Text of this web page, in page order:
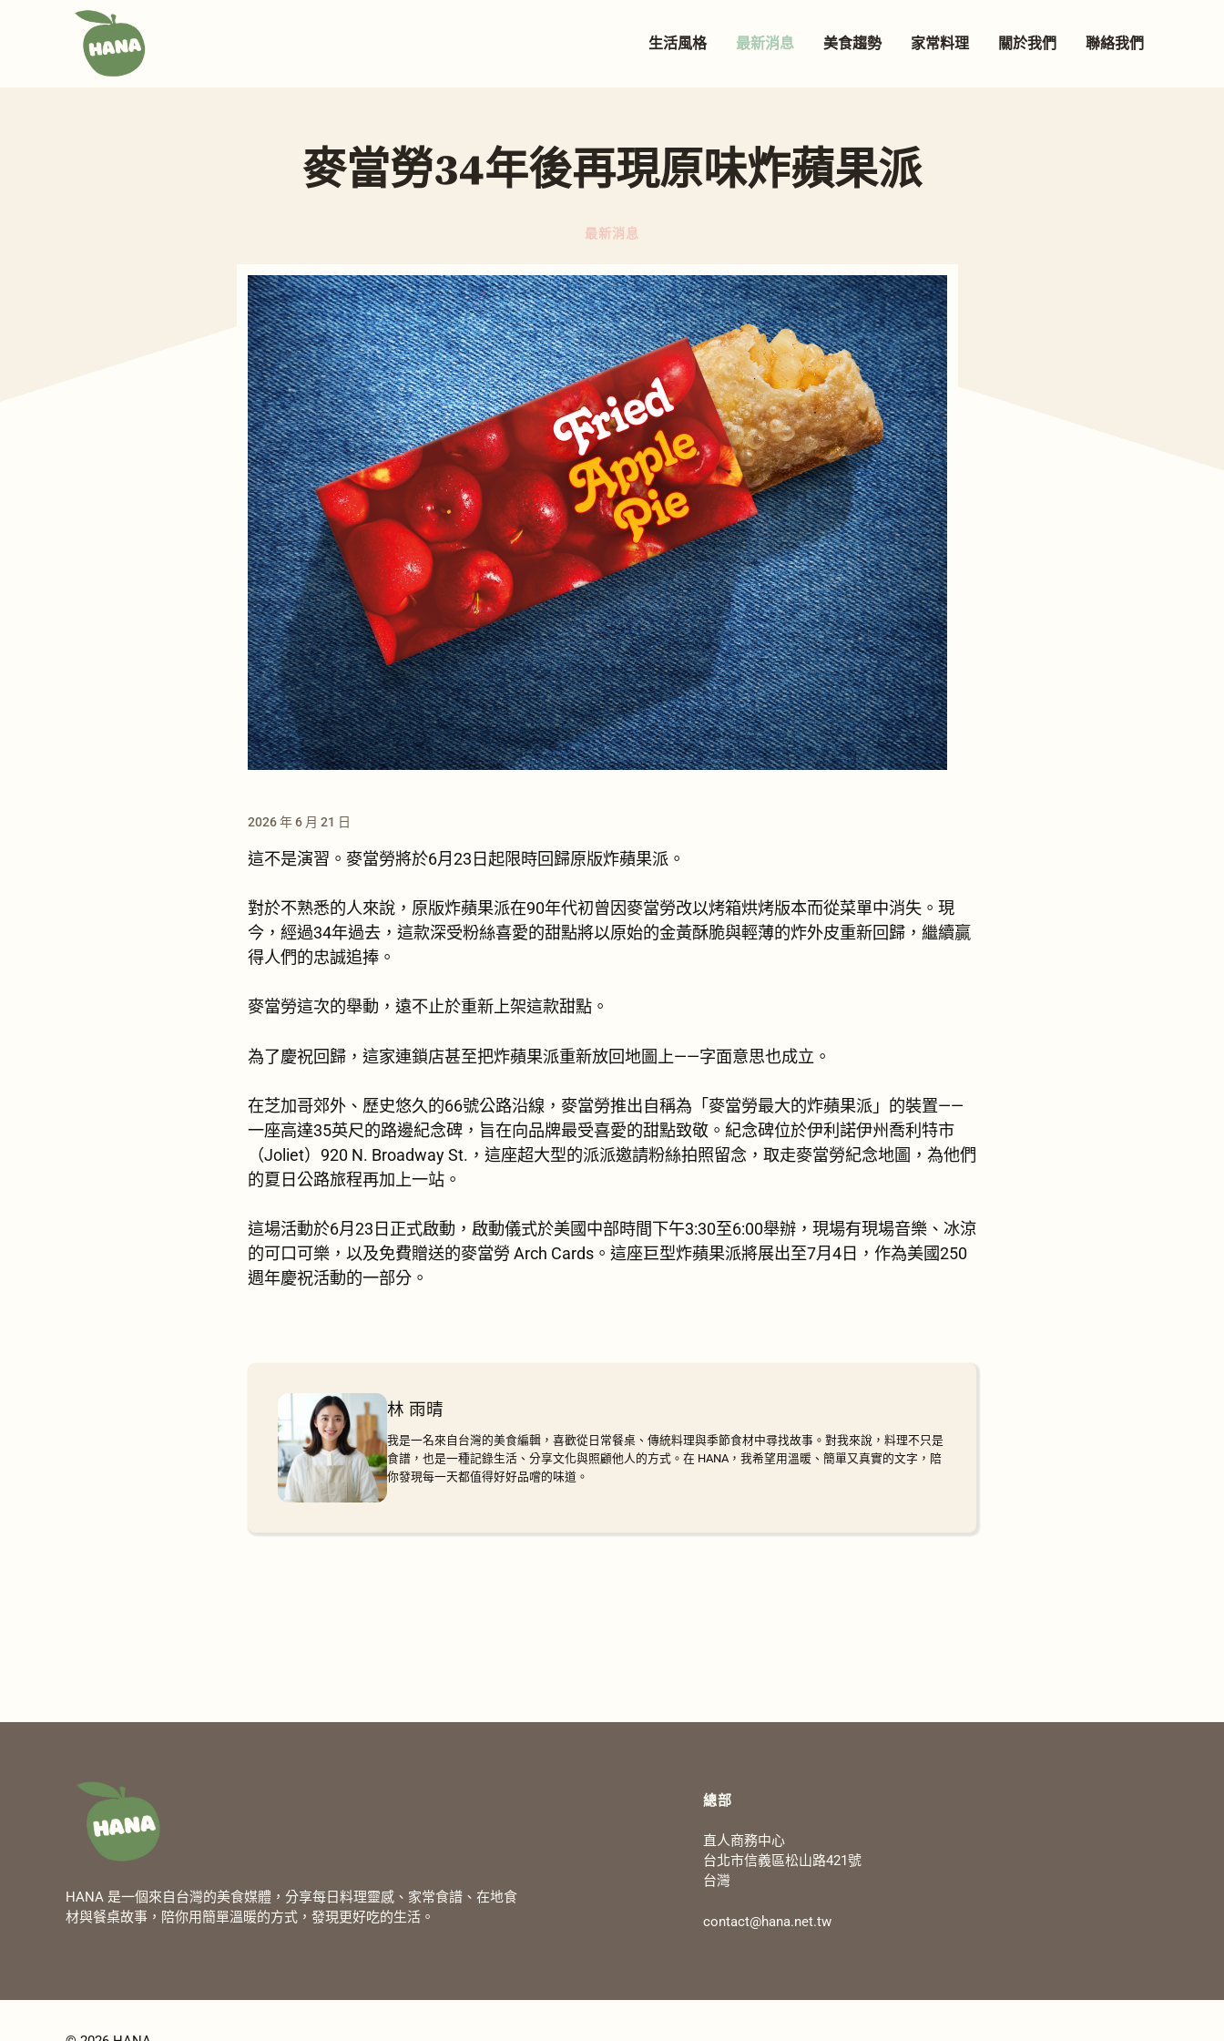
生活風格 最新消息 美食趨勢 家常料理 關於我們 聯絡我們
麥當勞34年後再現原味炸蘋果派
最新消息
2026 年 6 月 21 日
這不是演習。麥當勞將於6月23日起限時回歸原版炸蘋果派。
對於不熟悉的人來說，原版炸蘋果派在90年代初曾因麥當勞改以烤箱烘烤版本而從菜單中消失。現
今，經過34年過去，這款深受粉絲喜愛的甜點將以原始的金黃酥脆與輕薄的炸外皮重新回歸，繼續贏
得人們的忠誠追捧。
麥當勞這次的舉動，遠不止於重新上架這款甜點。
為了慶祝回歸，這家連鎖店甚至把炸蘋果派重新放回地圖上——字面意思也成立。
在芝加哥郊外、歷史悠久的66號公路沿線，麥當勞推出自稱為「麥當勞最大的炸蘋果派」的裝置——
一座高達35英尺的路邊紀念碑，旨在向品牌最受喜愛的甜點致敬。紀念碑位於伊利諾伊州喬利特市
（Joliet）920 N. Broadway St.，這座超大型的派派邀請粉絲拍照留念，取走麥當勞紀念地圖，為他們
的夏日公路旅程再加上一站。
這場活動於6月23日正式啟動，啟動儀式於美國中部時間下午3:30至6:00舉辦，現場有現場音樂、冰涼
的可口可樂，以及免費贈送的麥當勞 Arch Cards。這座巨型炸蘋果派將展出至7月4日，作為美國250
週年慶祝活動的一部分。
林 雨晴
我是一名來自台灣的美食編輯，喜歡從日常餐桌、傳統料理與季節食材中尋找故事。對我來說，料理不只是
食譜，也是一種記錄生活、分享文化與照顧他人的方式。在 HANA，我希望用溫暖、簡單又真實的文字，陪
你發現每一天都值得好好品嚐的味道。
HANA 是一個來自台灣的美食媒體，分享每日料理靈感、家常食譜、在地食
材與餐桌故事，陪你用簡單溫暖的方式，發現更好吃的生活。
總部
直人商務中心
台北市信義區松山路421號
台灣
contact@hana.net.tw